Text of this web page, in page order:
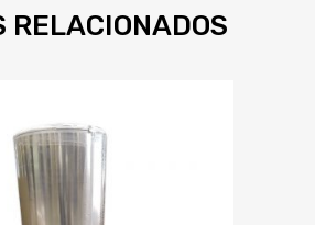
RELACIONADOS